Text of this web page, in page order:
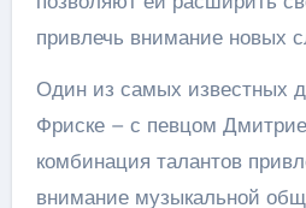
привлечь внимание новых
Один из самых известных
Фриске – с певцом
комбинация талантов
внимание музыкальной